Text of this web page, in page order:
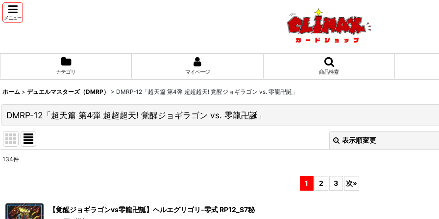
メニュー
カテゴリ マイページ 商品検索
ホーム > デュエルマスターズ（DMRP） > DMRP-12「超天篇 第4弾 超超超天! 覚醒ジョギラゴン vs. 零龍卍誕」
DMRP-12「超天篇 第4弾 超超超天! 覚醒ジョギラゴン vs. 零龍卍誕」
表示順変更
134件
1 2 3 次»
【覚醒ジョギラゴンvs零龍卍誕】ヘルエグリゴリ-零式 RP12_S7秘